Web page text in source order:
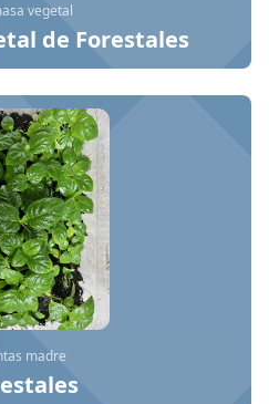
vegetal
de Forestales
madre